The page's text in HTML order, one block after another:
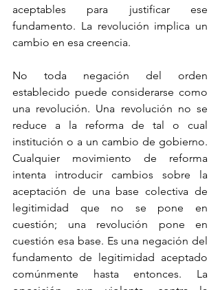
aceptables para justificar ese
fundamento. La revolución implica un
cambio en esa creencia.
No toda negación del orden
establecido puede considerarse como
una revolución. Una revolución no se
reduce a la reforma de tal o cual
institución o a un cambio de gobierno.
Cualquier movimiento de reforma
intenta introducir cambios sobre la
aceptación de una base colectiva de
legitimidad que no se pone en
cuestión; una revolución pone en
cuestión esa base. Es una negación del
fundamento de legitimidad aceptado
comúnmente hasta entonces. La